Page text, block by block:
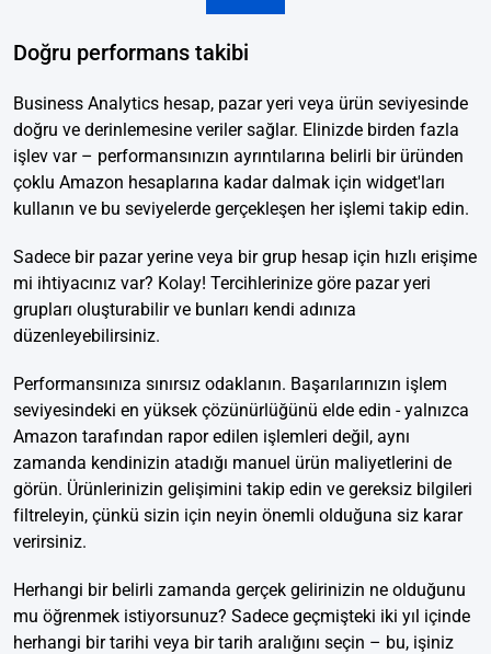
Doğru performans takibi
Business Analytics hesap, pazar yeri veya ürün seviyesinde
doğru ve derinlemesine veriler sağlar. Elinizde birden fazla
işlev var – performansınızın ayrıntılarına belirli bir üründen
çoklu Amazon hesaplarına kadar dalmak için widget'ları
kullanın ve bu seviyelerde gerçekleşen her işlemi takip edin.
Sadece bir pazar yerine veya bir grup hesap için hızlı erişime
mi ihtiyacınız var? Kolay! Tercihlerinize göre pazar yeri
grupları oluşturabilir ve bunları kendi adınıza
düzenleyebilirsiniz.
Performansınıza sınırsız odaklanın. Başarılarınızın işlem
seviyesindeki en yüksek çözünürlüğünü elde edin - yalnızca
Amazon tarafından rapor edilen işlemleri değil, aynı
zamanda kendinizin atadığı manuel ürün maliyetlerini de
görün. Ürünlerinizin gelişimini takip edin ve gereksiz bilgileri
filtreleyin, çünkü sizin için neyin önemli olduğuna siz karar
verirsiniz.
Herhangi bir belirli zamanda gerçek gelirinizin ne olduğunu
mu öğrenmek istiyorsunuz? Sadece geçmişteki iki yıl içinde
herhangi bir tarihi veya bir tarih aralığını seçin – bu, işiniz